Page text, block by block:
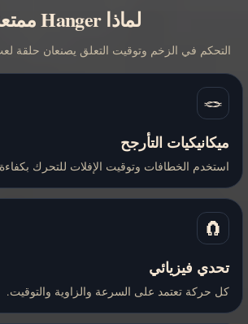
لماذا Hanger ممتعة
التحكم في الزخم وتوقيت التعلق يصنعان حلقة
🪢
ميكانيكيات التأرجح
استخدم الخطافات وتوقيت الإفلات للتحرك
🧲
تحدي فيزيائي
كل حركة تعتمد على السرعة والزاوية والتوقيت.